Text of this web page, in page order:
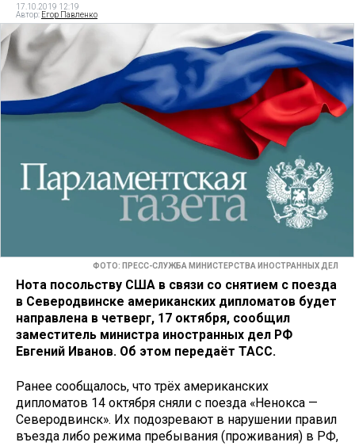
17.10.2019 12:19
Автор: Егор Павленко
ФОТО: ПРЕСС-СЛУЖБА МИНИСТЕРСТВА ИНОСТРАННЫХ ДЕЛ
Нота посольству США в связи со снятием с поезда
в Северодвинске американских дипломатов будет
направлена в четверг, 17 октября, сообщил
заместитель министра иностранных дел РФ
Евгений Иванов. Об этом передаёт ТАСС.
Ранее сообщалось, что трёх американских
дипломатов 14 октября сняли с поезда «Ненокса —
Северодвинск». Их подозревают в нарушении правил
въезда либо режима пребывания (проживания) в РФ,